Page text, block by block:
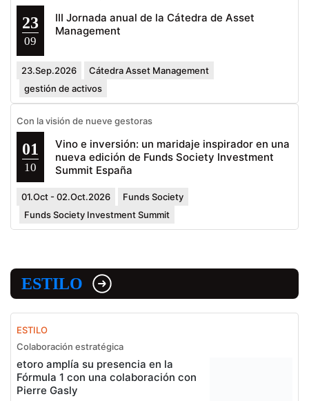
23
09
III Jornada anual de la Cátedra de Asset
Management
23.Sep.2026
Cátedra Asset Management
gestión de activos
Con la visión de nueve gestoras
01
10
Vino e inversión: un maridaje inspirador en una
nueva edición de Funds Society Investment
Summit España
01.Oct - 02.Oct.2026
Funds Society
Funds Society Investment Summit
ESTILO
ESTILO
Colaboración estratégica
etoro amplía su presencia en la
Fórmula 1 con una colaboración con
Pierre Gasly